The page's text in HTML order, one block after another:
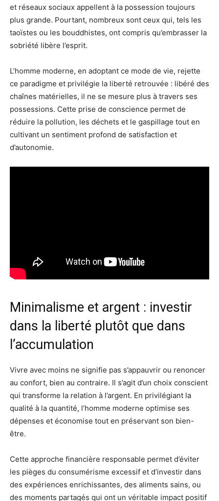
et réseaux sociaux appellent à la possession toujours
plus grande. Pourtant, nombreux sont ceux qui, tels les
taoïstes ou les bouddhistes, ont compris qu’embrasser la
sobriété libère l’esprit.
L’homme moderne, en adoptant ce mode de vie, rejette
ce paradigme et privilégie la liberté retrouvée : libéré des
chaînes matérielles, il ne se mesure plus à travers ses
possessions. Cette prise de conscience permet de
réduire la pollution, les déchets et le gaspillage tout en
cultivant un sentiment profond de satisfaction et
d’autonomie.
Minimalisme et argent : investir
dans la liberté plutôt que dans
l’accumulation
Vivre avec moins ne signifie pas s’appauvrir ou renoncer
au confort, bien au contraire. Il s’agit d’un choix conscient
qui transforme la relation à l’argent. En privilégiant la
qualité à la quantité, l’homme moderne optimise ses
dépenses et économise tout en préservant son bien-
être.
Cette approche financière responsable permet d’éviter
les pièges du consumérisme excessif et d’investir dans
des expériences enrichissantes, des aliments sains, ou
des moments partagés qui ont un véritable impact positif